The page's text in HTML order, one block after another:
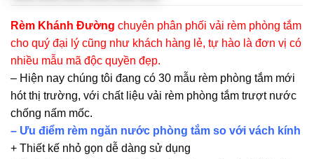
Rèm Khánh Đường chuyên phân phối vải rèm phòng tắm
cho quý đại lý cũng như khách hàng lẻ, tự hào là đơn vị có
nhiều mẫu mã độc quyền đẹp.
– Hiện nay chúng tôi đang có 30 mẫu rèm phòng tắm mới
hót thị trường, với chất liệu vải rèm phòng tắm trượt nước
chống nấm mốc.
– Ưu điểm rèm ngăn nước phòng tắm so với vách kính
+ Thiết kế nhỏ gọn dễ dàng sử dụng